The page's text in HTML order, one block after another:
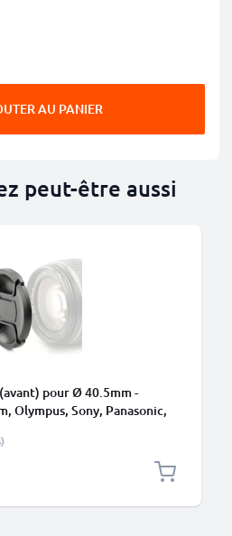
AU PANIER
peut-être aussi
pour Ø 40.5mm -
Olympus, Sony, Panasonic,